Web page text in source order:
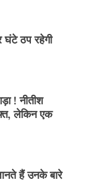
ठप रहेगी
! नीतीश
लेकिन एक
हैं उनके बारे